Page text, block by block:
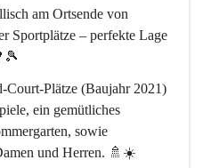
am Ortsende von
Sportplätze – perfekte Lage
Court-Plätze (Baujahr 2021)
ein gemütliches
, sowie
und Herren. 🚿☀️